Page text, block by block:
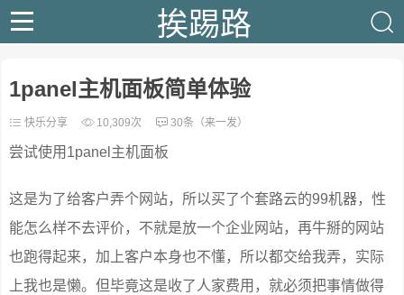
挨踢路
1panel主机面板简单体验
快乐分享 10,309次 30条（来一发）
尝试使用1panel主机面板
这是为了给客户弄个网站，所以买了个套路云的99机器，性
能怎么样不去评价，不就是放一个企业网站，再牛掰的网站
也跑得起来，加上客户本身也不懂，所以都交给我弄，实际
上我也是懒。但毕竟这是收了人家费用，就必须把事情做得